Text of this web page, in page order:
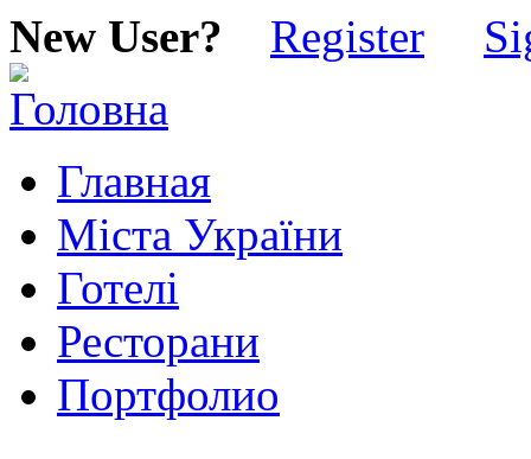
New User? Register
Главная
Міста України
Готелі
Ресторани
Портфолио